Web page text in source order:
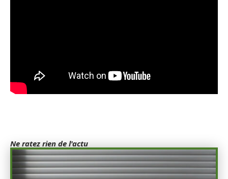
Ne ratez rien de l'actu